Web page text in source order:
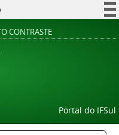
CONTRASTE
Portal do IFSul